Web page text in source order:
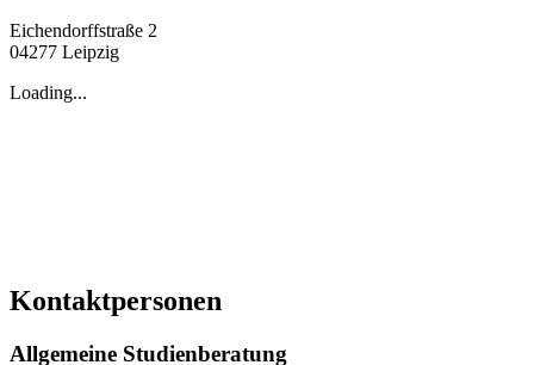
Eichendorffstraße 2
04277 Leipzig
Loading...
Kontaktpersonen
Allgemeine Studienberatung